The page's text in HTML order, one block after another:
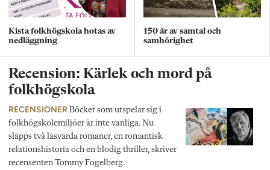
Kista folkhögskola hotas av
nedläggning
150 år av samtal och
samhörighet
Recension: Kärlek och mord på
folkhögskola
RECENSIONER Böcker som utspelar sig i
folkhögskolemiljöer är inte vanliga. Nu
släpps två läsvärda romaner, en romantisk
relationshistoria och en blodig thriller, skriver
recensenten Tommy Fogelberg.